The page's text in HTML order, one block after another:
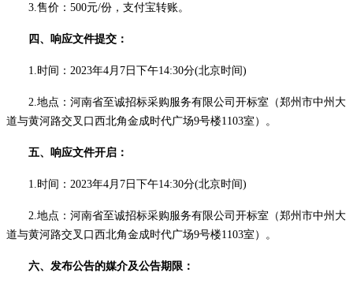
3.售价： 500元/份，支付宝转账。
四、 响应文件提交 ：
1.时间：2023年4月 7 日 下午14:30分(北京时间)
2.地点：河南省至诚招标采购服务有限公司开标室（郑州市中州大
道与黄河路交叉口西北角金成时代广场9号楼1103室）。
五、 响应文件开启 ：
1.时间：2023年4月 7 日 下午14:30分(北京时间)
2.地点：河南省至诚招标采购服务有限公司开标室（郑州市中州大
道与黄河路交叉口西北角金成时代广场9号楼1103室）。
六、发布公告的媒介及公告期限：